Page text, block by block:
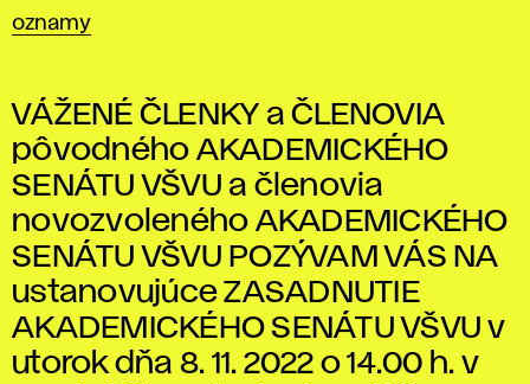
oznamy
VÁŽENÉ ČLENKY a ČLENOVIA
pôvodného AKADEMICKÉHO
SENÁTU VŠVU a členovia
novozvoleného AKADEMICKÉHO
SENÁTU VŠVU POZÝVAM VÁS NA
ustanovujúce ZASADNUTIE
AKADEMICKÉHO SENÁTU VŠVU v
utorok dňa 8. 11. 2022 o 14.00 h. v